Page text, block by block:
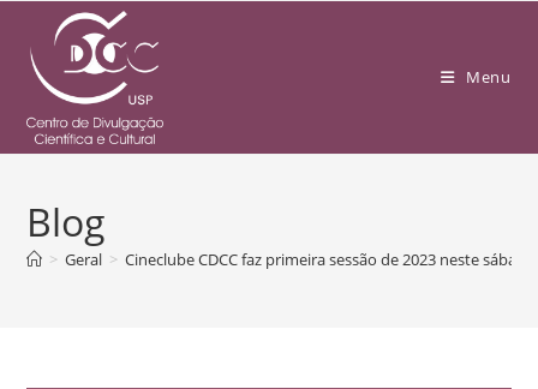
Menu
Blog
> Geral > Cineclube CDCC faz primeira sessão de 2023 neste